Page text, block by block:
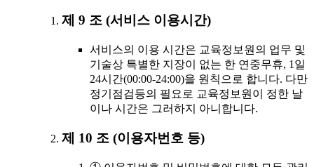
제 9 조 (서비스 이용시간)
서비스의 이용 시간은 교육정보원의 업무 및
기술상 특별한 지장이 없는 한 연중무휴, 1일
24시간(00:00-24:00)을 원칙으로 합니다. 다만
정기점검등의 필요로 교육정보원이 정한 날
이나 시간은 그러하지 아니합니다.
제 10 조 (이용자번호 등)